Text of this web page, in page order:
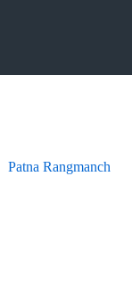
Patna Rangmanch